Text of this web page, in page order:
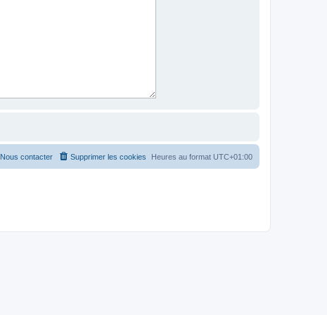
Heures au format UTC+01:00
Supprimer les cookies
Nous contacter